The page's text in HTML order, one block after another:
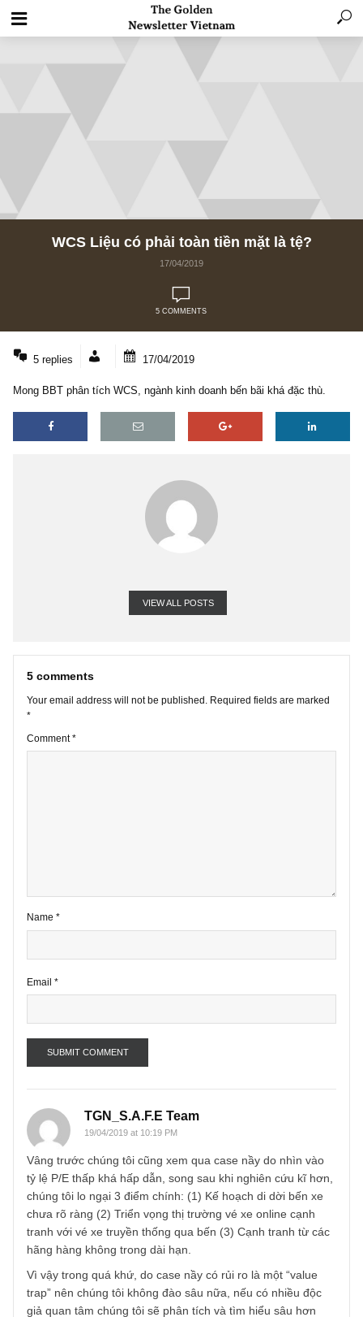
WCS Liệu có phải toàn tiền mặt là tệ?
5 replies
Mong BBT phân tích WCS, ngành kinh doanh bến bãi khá đặc thù.
5 comments
Email*
TGN_S.A.F.E Team
19/04/2019 at 10:19 PM
Vâng trước chúng tôi cũng xem qua case nầy do nhìn vào
tỷ lệ P/E thấp khá hấp dẫn, song sau khi nghiên cứu kĩ